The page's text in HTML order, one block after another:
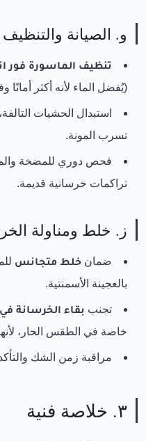
و. الصيانة
تنظيف الماسورة فور
(يُفضل الماء لأنه أكثر أمانًا
استبدال الحشيات
تسرب المونة.
فحص دوري للمضخة
تراكمات خرسانية قديمة.
ز. خلط ومناولة
ضمان خلط متجانس
بالعجينة الأسمنتية.
تجنب بقاء الخرسانة
خاصة في الطقس الحار، لأنها
مراقبة زمن الشك
٣. خلاصة فنية